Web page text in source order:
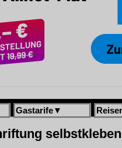
Gastarife▼